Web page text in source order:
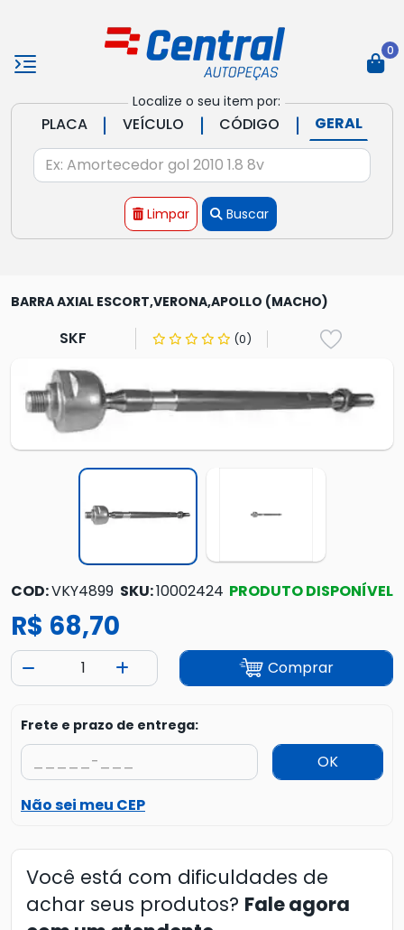
Localize o seu item por:
PLACA | VEÍCULO | CÓDIGO | GERAL
Limpar Buscar
0
BARRA AXIAL ESCORT,VERONA,APOLLO (MACHO)
SKF (0)
COD:VKY4899 SKU:10002424 PRODUTO DISPONÍVEL
R$ 68,70
Comprar
Frete e prazo de entrega:
OK
Não sei meu CEP
Você está com dificuldades de
achar seus produtos? Fale agora